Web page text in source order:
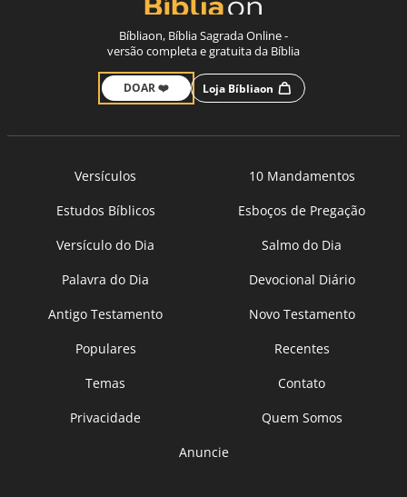
Bíbliaon, Bíblia Sagrada Online -
versão completa e gratuita da Bíblia
DOAR ❤️ Loja Bíbliaon
Versículos
10 Mandamentos
Estudos Bíblicos
Esboços de Pregação
Versículo do Dia
Salmo do Dia
Palavra do Dia
Devocional Diário
Antigo Testamento
Novo Testamento
Populares
Recentes
Temas
Contato
Privacidade
Quem Somos
Anuncie